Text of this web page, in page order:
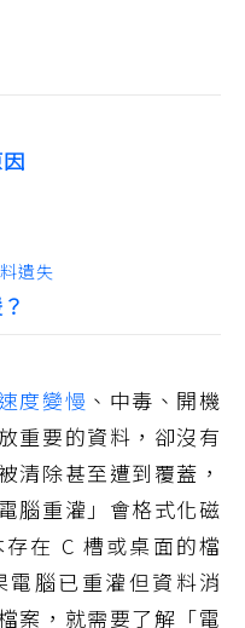
遺失
度變慢 、中毒、開機
重要的資料，卻沒有
清除甚至遭到覆蓋，
腦重灌」會格式化磁
在 C 槽或桌面的檔
腦已重灌但資料消
案，就需要了解「電